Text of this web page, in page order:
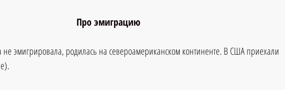
Про эмиграцию
не эмигрировала, родилась на североамериканском континенте. В США приехали